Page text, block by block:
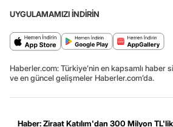
UYGULAMAMIZI İNDİRİN
Haberler.com: Türkiye’nin en kapsamlı haber
ve en güncel gelişmeler Haberler.com’da.
Haber: Ziraat Katılım'dan 300 Milyon